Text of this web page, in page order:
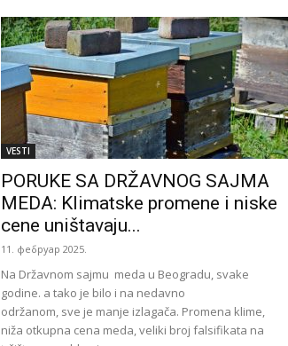
VESTI
PORUKE SA DRŽAVNOG SAJMA
MEDA: Klimatske promene i niske
cene uništavaju...
11. фебруар 2025.
Na Državnom sajmu meda u Beogradu, svake
godine. a tako je bilo i na nedavno
održanom, sve je manje izlagača. Promena klime,
niža otkupna cena meda, veliki broj falsifikata na